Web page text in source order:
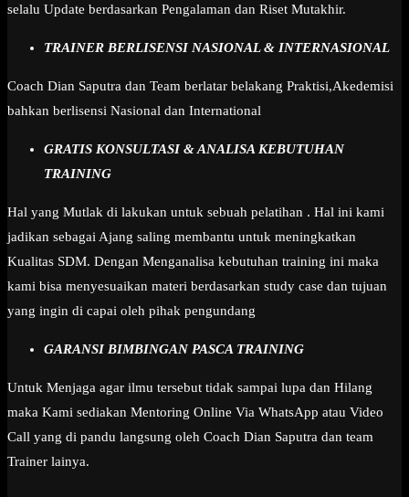
selalu Update berdasarkan Pengalaman dan Riset Mutakhir.
TRAINER BERLISENSI NASIONAL & INTERNASIONAL
Coach Dian Saputra dan Team berlatar belakang Praktisi,Akedemisi
bahkan berlisensi Nasional dan International
GRATIS KONSULTASI & ANALISA KEBUTUHAN
TRAINING
Hal yang Mutlak di lakukan untuk sebuah pelatihan . Hal ini kami
jadikan sebagai Ajang saling membantu untuk meningkatkan
Kualitas SDM. Dengan Menganalisa kebutuhan training ini maka
kami bisa menyesuaikan materi berdasarkan study case dan tujuan
yang ingin di capai oleh pihak pengundang
GARANSI BIMBINGAN PASCA TRAINING
Untuk Menjaga agar ilmu tersebut tidak sampai lupa dan Hilang
maka Kami sediakan Mentoring Online Via WhatsApp atau Video
Call yang di pandu langsung oleh Coach Dian Saputra dan team
Trainer lainya.